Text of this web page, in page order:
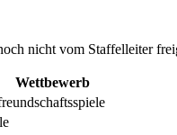
nicht vom Staffelleiter
Wettbewerb